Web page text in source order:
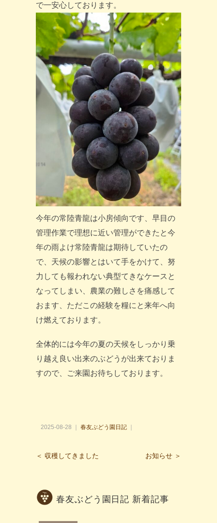
で一安心しております。
今年の常陸青龍は小房傾向です、早目の
管理作業で理想に近い管理ができたと今
年の雨よけ常陸青龍は期待していたの
で、天候の影響とはいて手をかけて、努
力しても報われない典型てきなケースと
なってしまい、農業の難しさを痛感して
おます、ただこの経験を糧にと来年へ向
け燃えております。
全体的には今年の夏の天候をしっかり乗
り越え良い出来のぶどうが出来ておりま
すので、ご来園お待ちしております。
2025-08-28 ｜ 春友ぶどう園日記 ｜
＜ 収穫してきました お知らせ ＞
春友ぶどう園日記 新着記事